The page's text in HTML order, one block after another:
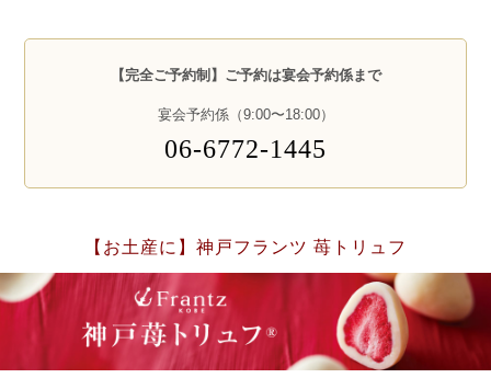
【完全ご予約制】ご予約は宴会予約係まで
宴会予約係（9:00〜18:00）
06-6772-1445
【お土産に】神戸フランツ 苺トリュフ